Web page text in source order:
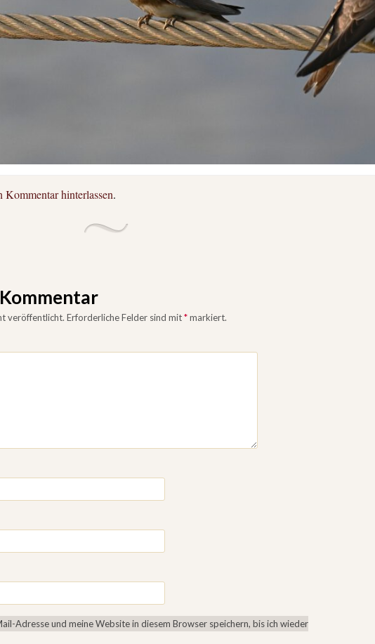
Kommentar hinterlassen.
veröffentlicht. Erforderliche Felder sind mit*markiert.
Adresse und meine Website in diesem Browser speichern, bis ich wieder